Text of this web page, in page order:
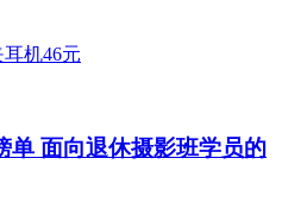
单 面向退休摄影班学员的